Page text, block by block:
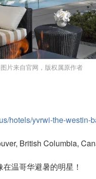
图片来自官网，版权属原作者
hotels/yvrwi-the-
British Columbia,
温哥华避暑的明星！